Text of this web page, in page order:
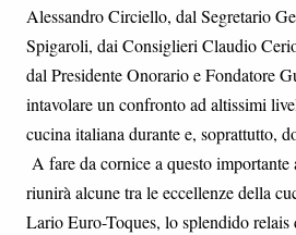
Alessandro Circiello, dal Segretario
Spigaroli, dai Consiglieri Claudio
dal Presidente Onorario e Fondatore
intavolare un confronto ad altissimi
cucina italiana durante e, soprattutto,
A fare da cornice a questo importante
riunirà alcune tra le eccellenze della
Lario Euro-Toques, lo splendido